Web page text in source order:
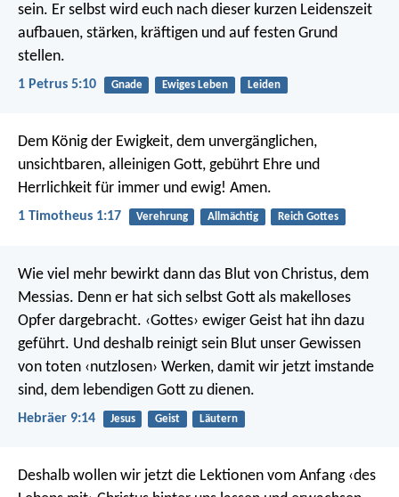
sein. Er selbst wird euch nach dieser kurzen Leidenszeit
aufbauen, stärken, kräftigen und auf festen Grund
stellen.
1 Petrus 5:10 Gnade Ewiges Leben Leiden
Dem König der Ewigkeit, dem unvergänglichen,
unsichtbaren, alleinigen Gott, gebührt Ehre und
Herrlichkeit für immer und ewig! Amen.
1 Timotheus 1:17 Verehrung Allmächtig Reich Gottes
Wie viel mehr bewirkt dann das Blut von Christus, dem
Messias. Denn er hat sich selbst Gott als makelloses
Opfer dargebracht. ‹Gottes› ewiger Geist hat ihn dazu
geführt. Und deshalb reinigt sein Blut unser Gewissen
von toten ‹nutzlosen› Werken, damit wir jetzt imstande
sind, dem lebendigen Gott zu dienen.
Hebräer 9:14 Jesus Geist Läutern
Deshalb wollen wir jetzt die Lektionen vom Anfang ‹des